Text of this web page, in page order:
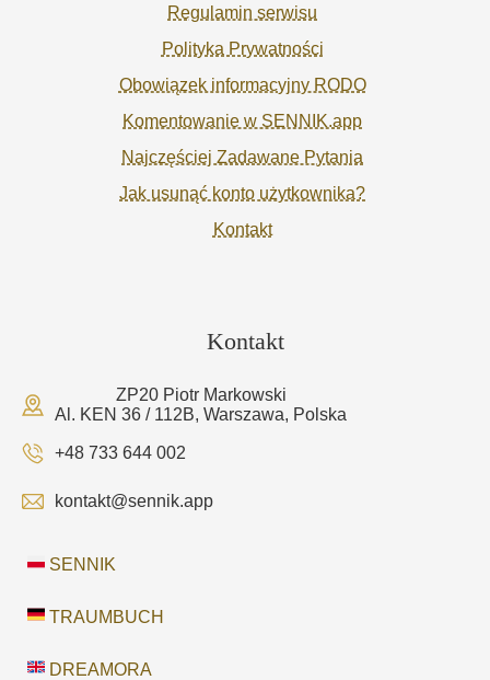
Regulamin serwisu
Polityka Prywatności
Obowiązek informacyjny RODO
Komentowanie w SENNIK.app
Najczęściej Zadawane Pytania
Jak usunąć konto użytkownika?
Kontakt
Kontakt
ZP20 Piotr Markowski
Al. KEN 36 / 112B, Warszawa, Polska
+48 733 644 002
kontakt@sennik.app
SENNIK
TRAUMBUCH
DREAMORA